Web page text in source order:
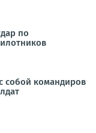
по
собой командиров